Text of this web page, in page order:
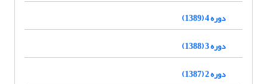
دوره 4 (1389)
دوره 3 (1388)
دوره 2 (1387)